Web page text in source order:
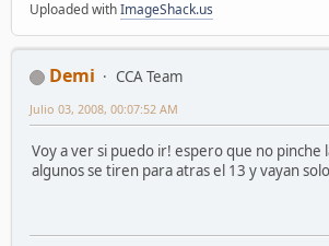
Uploaded withImageShack.us
Demi
CCA Team
Julio 03, 2008, 00:07:52 AM
Voy a ver si puedo ir! espero que no pinche
algunos se tiren para atras el 13 y vayan